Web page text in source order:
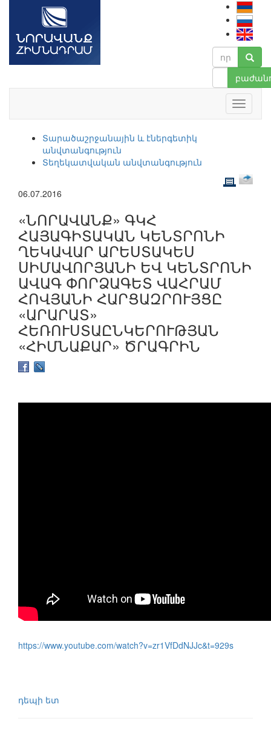
Տարածաշրջանային և էներգետիկ
անվտանգություն
Տեղեկատվական անվտանգություն
06.07.2016
«ՆՈՐԱՎԱՆՔ» ԳԿՀ
ՀԱՅԱԳԻՏԱԿԱՆ ԿԵՆՏՐՈՆԻ
ՂԵԿԱՎԱՐ ԱՐԵՍՏԱԿԵՍ
ՍԻՄԱՎՈՐՅԱՆԻ ԵՎ ԿԵՆՏՐՈՆԻ
ԱՎԱԳ ՓՈՐՁԱԳԵՏ ՎԱՀՐԱՄ
ՀՈՎՅԱՆԻ ՀԱՐՑԱԶՐՈՒՅՑԸ
«ԱՐԱՐԱՏ»
ՀԵՌՈՒՍՏԱԸՆԿԵՐՈՒԹՅԱՆ
«ՀԻՄՆԱՔԱՐ» ԾՐԱԳՐԻՆ
https://www.youtube.com/watch?v=zr1VfDdNJJc&t=929s
դեպի ետ